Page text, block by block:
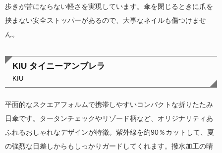
歩きが苦にならない軽さを実現しています。傘を閉じるときに爪を
挟まない安全ストッパーがあるので、大事なネイルも傷つけませ
ん。
KIU タイニーアンブレラ
KIU
平面的なスクエアフォルムで携帯しやすいコンパクトな折りたたみ
日傘です。タータンチェックやリゾード柄など、オリジナリティあ
ふれるおしゃれなデザインが特徴。紫外線を約90％カットして、夏
の強烈な日差しからもしっかりガードしてくれます。撥水加工の晴